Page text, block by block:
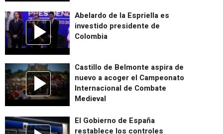
Abelardo de la Espriella es
investido presidente de
Colombia
Castillo de Belmonte aspira de
nuevo a acoger el Campeonato
Internacional de Combate
Medieval
El Gobierno de España
restablece los controles